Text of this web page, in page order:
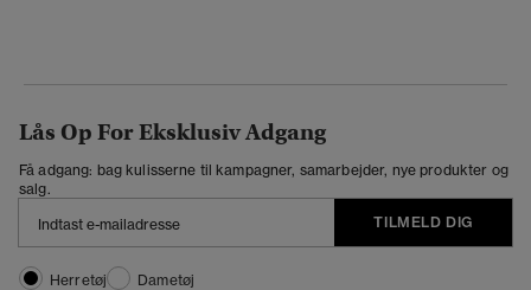
Lås Op For Eksklusiv Adgang
Få adgang: bag kulisserne til kampagner, samarbejder, nye produkter og
salg.
TILMELD DIG
Herretøj
Dametøj